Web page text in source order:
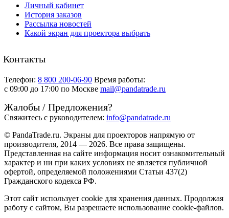
Личный кабинет
История заказов
Рассылка новостей
Какой экран для проектора выбрать
Контакты
Телефон: 8 800 200-06-90 Время работы:
c 09:00 до 17:00 по Москве mail@pandatrade.ru
Жалобы / Предложения?
Свяжитесь с руководителем: info@pandatrade.ru
© PandaTrade.ru. Экраны для проекторов напрямую от
производителя, 2014 — 2026. Все права защищены.
Представленная на сайте информация носит ознакомительный
характер и ни при каких условиях не является публичной
офертой, определяемой положениями Статьи 437(2)
Гражданского кодекса РФ.
Этот сайт использует cookie для хранения данных. Продолжая
работу с сайтом, Вы разрешаете использование cookie-файлов.